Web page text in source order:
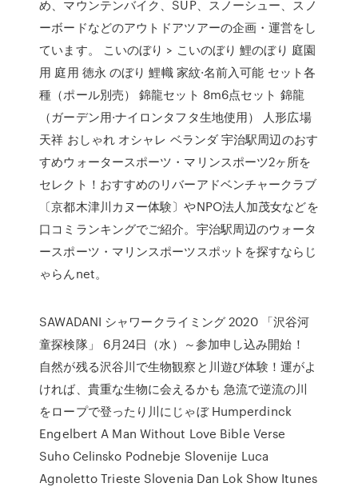
め、マウンテンバイク、SUP、スノーシュー、スノ
ーボードなどのアウトドアツアーの企画・運営をし
ています。 こいのぼり > こいのぼり 鯉のぼり 庭園
用 庭用 徳永 のぼり 鯉幟 家紋·名前入可能 セット各
種（ポール別売） 錦龍セット 8m6点セット 錦龍
（ガーデン用·ナイロンタフタ生地使用） 人形広場
天祥 おしゃれ オシャレ ベランダ 宇治駅周辺のおす
すめウォータースポーツ・マリンスポーツ2ヶ所を
セレクト！おすすめのリバーアドベンチャークラブ
〔京都木津川カヌー体験〕やNPO法人加茂女などを
口コミランキングでご紹介。宇治駅周辺のウォータ
ースポーツ・マリンスポーツスポットを探すならじ
ゃらんnet。
SAWADANI シャワークライミング 2020 「沢谷河
童探検隊」 6月24日（水）～参加申し込み開始！
自然が残る沢谷川で生物観察と川遊び体験！運がよ
ければ、貴重な生物に会えるかも 急流で逆流の川
をロープで登ったり川にじゃぼ Humperdinck
Engelbert A Man Without Love Bible Verse
Suho Celinsko Podnebje Slovenije Luca
Agnoletto Trieste Slovenia Dan Lok Show Itunes